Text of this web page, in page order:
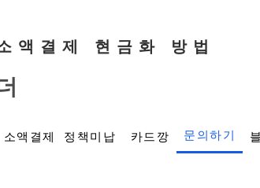
결제 현금화 방법
소액결제 정책미납 카드깡 문의하기